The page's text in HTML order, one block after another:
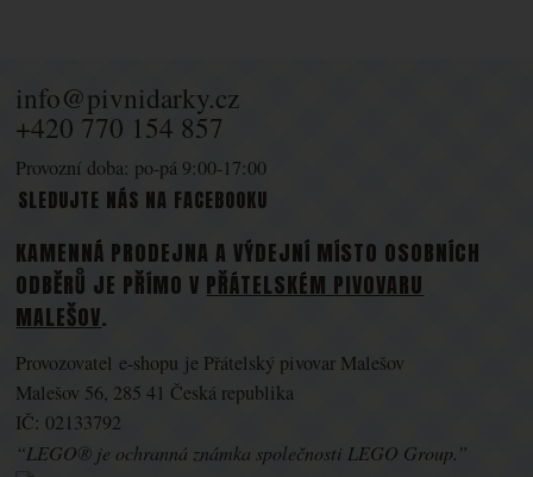
info@pivnidarky.cz
+420 770 154 857
Provozní doba: po-pá 9:00-17:00
SLEDUJTE NÁS NA FACEBOOKU
KAMENNÁ PRODEJNA A VÝDEJNÍ MÍSTO OSOBNÍCH
ODBĚRŮ JE PŘÍMO V PŘÁTELSKÉM PIVOVARU
MALEŠOV.
Provozovatel e-shopu je Přátelský pivovar Malešov
Malešov 56, 285 41 Česká republika
IČ: 02133792
“LEGO® je ochranná známka společnosti LEGO Group.”